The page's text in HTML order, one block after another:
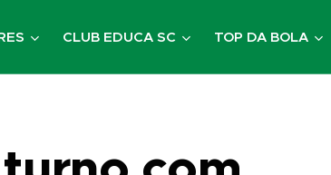
CLUB EDUCA SC TOP DA BOLA